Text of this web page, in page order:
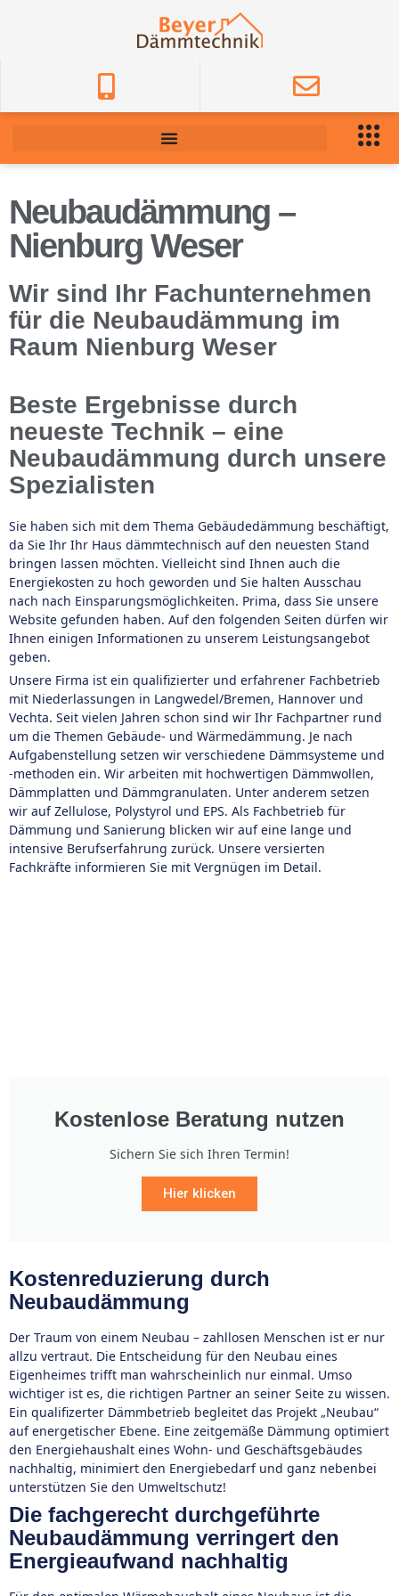
Neubaudämmung –
Nienburg Weser
Wir sind Ihr Fachunternehmen
für die Neubaudämmung im
Raum Nienburg Weser
Beste Ergebnisse durch
neueste Technik – eine
Neubaudämmung durch unsere
Spezialisten
Sie haben sich mit dem Thema Gebäudedämmung beschäftigt,
da Sie Ihr Ihr Haus dämmtechnisch auf den neuesten Stand
bringen lassen möchten. Vielleicht sind Ihnen auch die
Energiekosten zu hoch geworden und Sie halten Ausschau
nach nach Einsparungsmöglichkeiten. Prima, dass Sie unsere
Website gefunden haben. Auf den folgenden Seiten dürfen wir
Ihnen einigen Informationen zu unserem Leistungsangebot
geben.
Unsere Firma ist ein qualifizierter und erfahrener Fachbetrieb
mit Niederlassungen in Langwedel/Bremen, Hannover und
Vechta. Seit vielen Jahren schon sind wir Ihr Fachpartner rund
um die Themen Gebäude- und Wärmedämmung. Je nach
Aufgabenstellung setzen wir verschiedene Dämmsysteme und
-methoden ein. Wir arbeiten mit hochwertigen Dämmwollen,
Dämmplatten und Dämmgranulaten. Unter anderem setzen
wir auf Zellulose, Polystyrol und EPS. Als Fachbetrieb für
Dämmung und Sanierung blicken wir auf eine lange und
intensive Berufserfahrung zurück. Unsere versierten
Fachkräfte informieren Sie mit Vergnügen im Detail.
Kostenlose Beratung nutzen
Sichern Sie sich Ihren Termin!
Hier klicken
Kostenreduzierung durch
Neubaudämmung
Der Traum von einem Neubau – zahllosen Menschen ist er nur
allzu vertraut. Die Entscheidung für den Neubau eines
Eigenheimes trifft man wahrscheinlich nur einmal. Umso
wichtiger ist es, die richtigen Partner an seiner Seite zu wissen.
Ein qualifizerter Dämmbetrieb begleitet das Projekt „Neubau“
auf energetischer Ebene. Eine zeitgemäße Dämmung optimiert
den Energiehaushalt eines Wohn- und Geschäftsgebäudes
nachhaltig, minimiert den Energiebedarf und ganz nebenbei
unterstützen Sie den Umweltschutz!
Die fachgerecht durchgeführte
Neubaudämmung verringert den
Energieaufwand nachhaltig